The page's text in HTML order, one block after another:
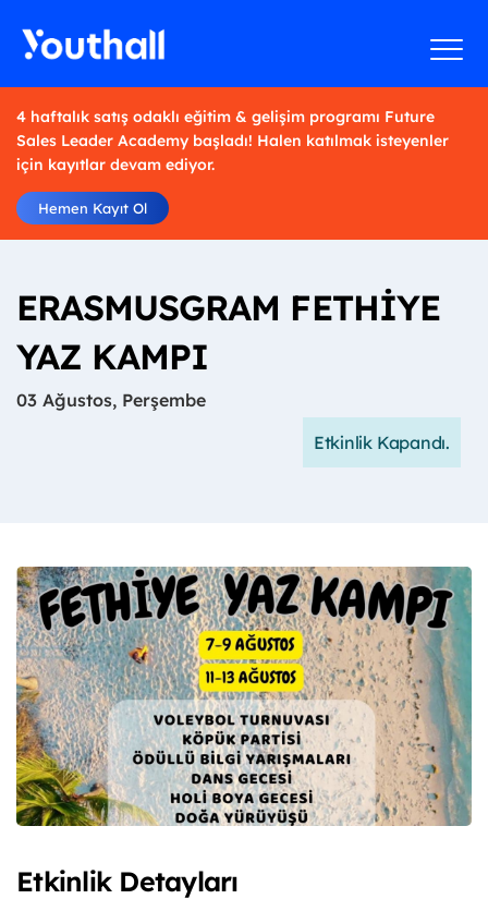
4 haftalık satış odaklı eğitim & gelişim programı Future
Sales Leader Academy başladı! Halen katılmak isteyenler
için kayıtlar devam ediyor.
Hemen Kayıt Ol
ERASMUSGRAM FETHİYE
YAZ KAMPI
03 Ağustos, Perşembe
Etkinlik Kapandı.
Etkinlik Detayları